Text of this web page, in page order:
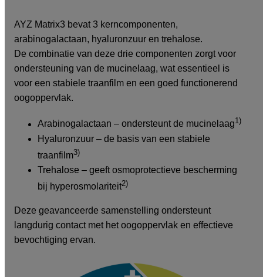
AYZ Matrix3 bevat 3 kerncomponenten,
arabinogalactaan, hyaluronzuur en trehalose.
De combinatie van deze drie componenten zorgt voor
ondersteuning van de mucinelaag, wat essentieel is
voor een stabiele traanfilm en een goed functionerend
oogoppervlak.
Arabinogalactaan – ondersteunt de mucinelaag1)
Hyaluronzuur – de basis van een stabiele
traanfilm3)
Trehalose – geeft osmoprotectieve bescherming
bij hyperosmolariteit2)
Deze geavanceerde samenstelling ondersteunt
langdurig contact met het oogoppervlak en effectieve
bevochtiging ervan.